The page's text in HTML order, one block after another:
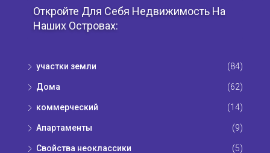
Откройте Для Себя Недвижимость На
Наших Островах:
участки земли (84)
Дома (62)
коммерческий (14)
Апартаменты (9)
Свойства неоклассики (5)